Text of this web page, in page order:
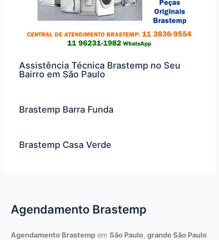
Assistência Técnica Brastemp no Seu
Bairro em São Paulo
Brastemp Barra Funda
Brastemp Casa Verde
Agendamento Brastemp
Agendamento Brastemp emSão Paulo,grande São Paulo